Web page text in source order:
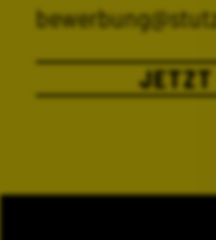
JETZT